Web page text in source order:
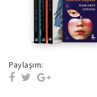
Paylaşım: